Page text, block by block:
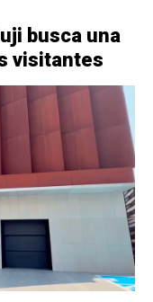
busca una
visitantes